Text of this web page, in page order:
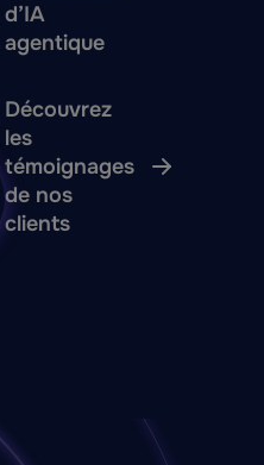
d’IA
agentique
Découvrez
les
témoignages
de nos
clients